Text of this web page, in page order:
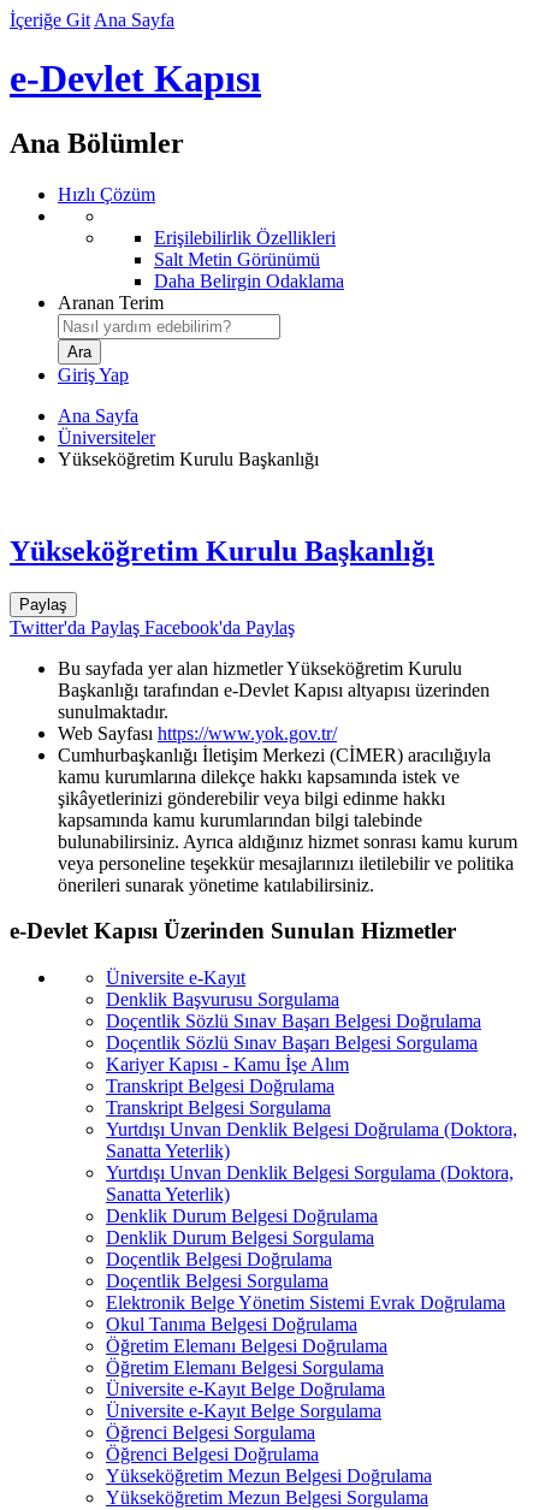
İçeriğe Git Ana Sayfa
e-Devlet Kapısı
Ana Bölümler
Hızlı Çözüm
Erişilebilirlik Özellikleri
Salt Metin Görünümü
Daha Belirgin Odaklama
Aranan Terim
Giriş Yap
Ana Sayfa
Üniversiteler
Yükseköğretim Kurulu Başkanlığı
Yükseköğretim Kurulu Başkanlığı
Paylaş
Twitter'da Paylaş Facebook'da Paylaş
Bu sayfada yer alan hizmetler Yükseköğretim Kurulu
Başkanlığı tarafından e-Devlet Kapısı altyapısı üzerinden
sunulmaktadır.
Web Sayfası https://www.yok.gov.tr/
Cumhurbaşkanlığı İletişim Merkezi (CİMER) aracılığıyla
kamu kurumlarına dilekçe hakkı kapsamında istek ve
şikâyetlerinizi gönderebilir veya bilgi edinme hakkı
kapsamında kamu kurumlarından bilgi talebinde
bulunabilirsiniz. Ayrıca aldığınız hizmet sonrası kamu kurum
veya personeline teşekkür mesajlarınızı iletilebilir ve politika
önerileri sunarak yönetime katılabilirsiniz.
e-Devlet Kapısı Üzerinden Sunulan Hizmetler
Üniversite e-Kayıt
Denklik Başvurusu Sorgulama
Doçentlik Sözlü Sınav Başarı Belgesi Doğrulama
Doçentlik Sözlü Sınav Başarı Belgesi Sorgulama
Kariyer Kapısı - Kamu İşe Alım
Transkript Belgesi Doğrulama
Transkript Belgesi Sorgulama
Yurtdışı Unvan Denklik Belgesi Doğrulama (Doktora,
Sanatta Yeterlik)
Yurtdışı Unvan Denklik Belgesi Sorgulama (Doktora,
Sanatta Yeterlik)
Denklik Durum Belgesi Doğrulama
Denklik Durum Belgesi Sorgulama
Doçentlik Belgesi Doğrulama
Doçentlik Belgesi Sorgulama
Elektronik Belge Yönetim Sistemi Evrak Doğrulama
Okul Tanıma Belgesi Doğrulama
Öğretim Elemanı Belgesi Doğrulama
Öğretim Elemanı Belgesi Sorgulama
Üniversite e-Kayıt Belge Doğrulama
Üniversite e-Kayıt Belge Sorgulama
Öğrenci Belgesi Sorgulama
Öğrenci Belgesi Doğrulama
Yükseköğretim Mezun Belgesi Doğrulama
Yükseköğretim Mezun Belgesi Sorgulama